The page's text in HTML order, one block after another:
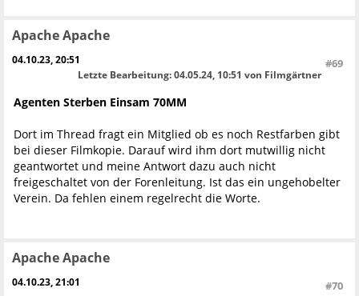
Apache Apache
04.10.23, 20:51 #69
Letzte Bearbeitung: 04.05.24, 10:51 von Filmgärtner
Agenten Sterben Einsam 70MM
Dort im Thread fragt ein Mitglied ob es noch Restfarben gibt
bei dieser Filmkopie. Darauf wird ihm dort mutwillig nicht
geantwortet und meine Antwort dazu auch nicht
freigeschaltet von der Forenleitung. Ist das ein ungehobelter
Verein. Da fehlen einem regelrecht die Worte.
Apache Apache
04.10.23, 21:01 #70